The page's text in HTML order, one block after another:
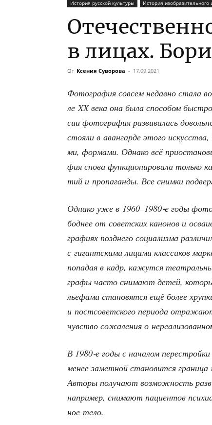
История русской культуры История изобразительного
в лицах.
От Ксения Суворова - 17.09.2021
Фото­гра­фия совсем недав­но ста­ла
ле XX века она была спо­со­бом
сии фото­гра­фия раз­ви­ва­лась
сто­я­ли в аван­гар­де это­го
ми, фор­ма­ми. Одна­ко всё
фия сно­ва функ­ци­о­ни­ро­ва­ла толь­ко
тий и про­па­ган­ды. Все сним­ки
Одна­ко уже в 1960–1980‑е годы
бод­нее от совет­ских кано­нов и
гра­фи­ях позд­не­го соци­а­лиз­ма
с гигант­ски­ми лица­ми клас­си­ков
попа­дая в кадр, кажут­ся
гра­фы часто сни­ма­ют детей,
лье­фа­ми ста­но­вят­ся ещё более
и пост­со­вет­ско­го пери­о­да
чув­ство сожа­ле­ния о
В 1980‑е годы с нача­лом
менее замет­ной ста­но­вит­ся
Авто­ры полу­ча­ют воз­мож­ность
напри­мер, сни­ма­ют паци­ен­тов
ное тело.